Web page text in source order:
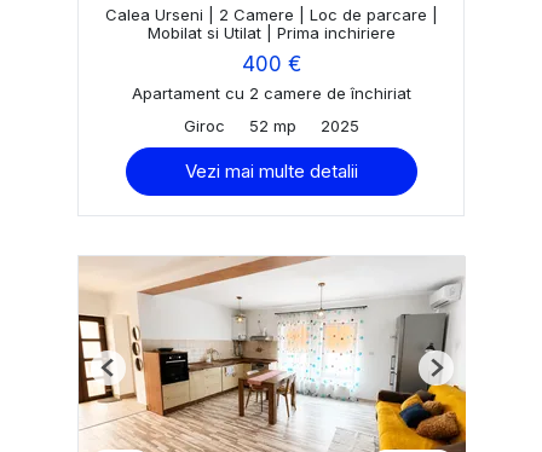
Calea Urseni | 2 Camere | Loc de parcare |
Mobilat si Utilat | Prima inchiriere
400 €
Apartament cu 2 camere de închiriat
Giroc
52 mp 2025
Vezi mai multe detalii
Previous Next